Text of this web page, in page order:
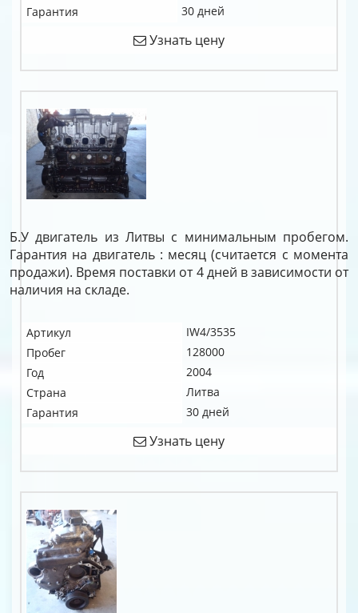
Гарантия
30 дней
Узнать цену
Б.У двигатель из Литвы с минимальным пробегом.
Гарантия на двигатель : месяц (считается с момента
продажи). Время поставки от 4 дней в зависимости от
наличия на складе.
Артикул
IW4/3535
Пробег
128000
Год
2004
Страна
Литва
Гарантия
30 дней
Узнать цену